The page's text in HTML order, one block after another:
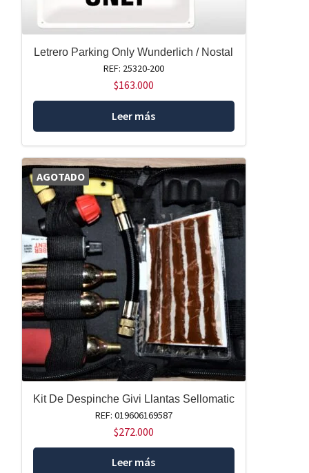
Letrero Parking Only Wunderlich / Nostal
REF: 25320-200
$163.000
Leer más
AGOTADO
Kit De Despinche Givi Llantas Sellomatic
REF: 019606169587
$272.000
Leer más